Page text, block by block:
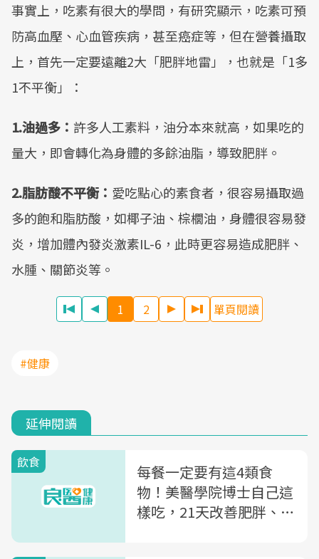
Mute
事實上，吃素有很大的學問，有研究顯示，吃素可預
防高血壓、心血管疾病，甚至癌症等，但在營養攝取
上，首先一定要遠離2大「肥胖地雷」，也就是「1多
1不平衡」：
1.油過多： 許多人工素料，油分本來就高，如果吃的
量大，即會轉化為身體的多餘油脂，導致肥胖。
2.脂肪酸不平衡： 愛吃點心的素食者，很容易攝取過
多的飽和脂肪酸，如椰子油、棕櫚油，身體很容易發
炎，增加體內發炎激素IL-6，此時更容易造成肥胖、
水腫、關節炎等。
1 2 單頁閱讀
#健康
延伸閱讀
飲食
每餐一定要有這4類食
物！美醫學院博士自己這
樣吃，21天改善肥胖、血